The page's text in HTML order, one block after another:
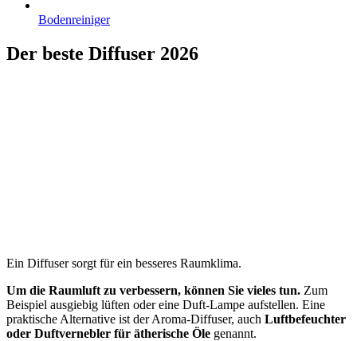
Bodenreiniger
Der beste Diffuser 2026
Ein Diffuser sorgt für ein besseres Raumklima.
Um die Raumluft zu verbessern, können Sie vieles tun. Zum
Beispiel ausgiebig lüften oder eine Duft-Lampe aufstellen. Eine
praktische Alternative ist der Aroma-Diffuser, auch Luftbefeuchter
oder Duftvernebler für ätherische Öle genannt.